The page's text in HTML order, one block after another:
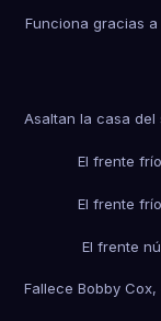
Funciona gracias a
Asaltan la casa del
El frente
El frente
El frente
Fallece Bobby